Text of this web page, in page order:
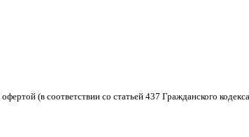
(в соответствии со статьей 437 Гражданского